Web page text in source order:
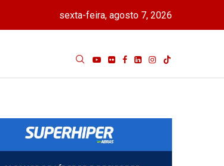
sexta-feira, agosto 7, 2026